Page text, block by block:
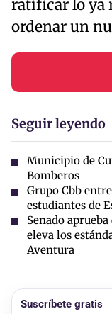
ratificar lo ya
ordenar un
Seguir leyendo
Municipio de
Bomberos
Grupo Cbb
estudiantes de
Senado
eleva los
Aventura
Suscríbete gratis